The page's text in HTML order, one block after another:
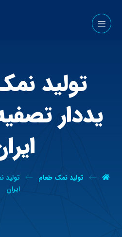
تولید
یددار
تولید نمک طعام
تولید
ایران